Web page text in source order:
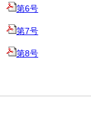
第6号
第7号
第8号